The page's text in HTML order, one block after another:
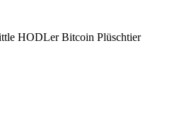
HODLer Bitcoin Plüschtier